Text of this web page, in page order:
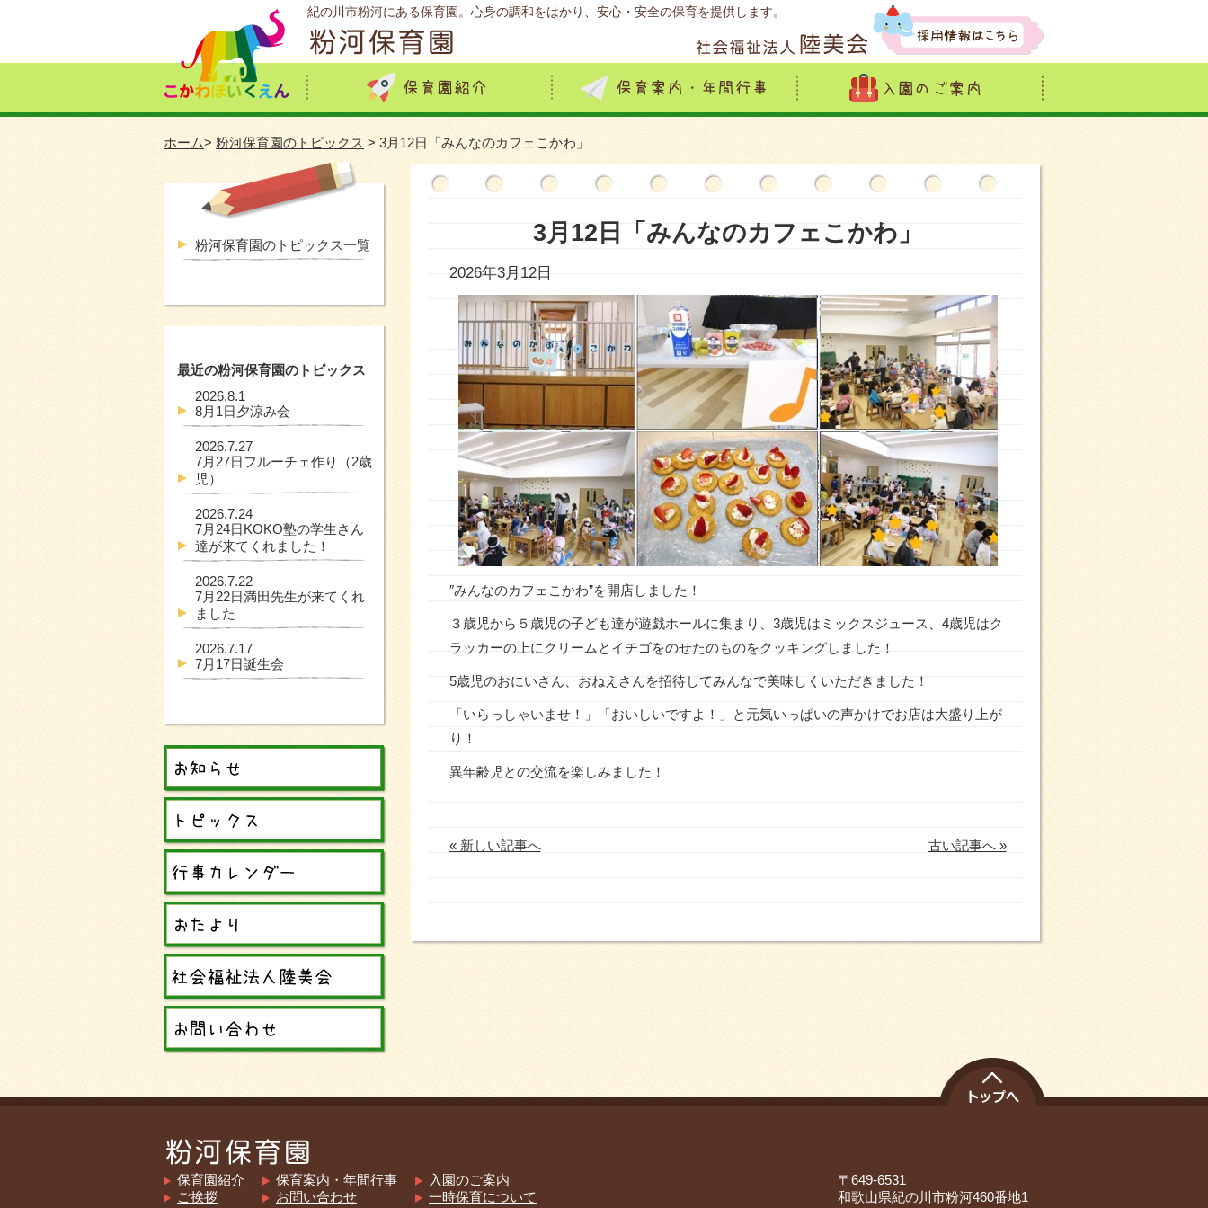
紀の川市粉河にある保育園。心身の調和をはかり、安心・安全の保育を提供します。
ホーム> 粉河保育園のトピックス > 3月12日「みんなのカフェこかわ」
3月12日「みんなのカフェこかわ」
2026年3月12日
″みんなのカフェこかわ”を開店しました！
３歳児から５歳児の子ども達が遊戯ホールに集まり、3歳児はミックスジュース、4歳児はク
ラッカーの上にクリームとイチゴをのせたのものをクッキングしました！
5歳児のおにいさん、おねえさんを招待してみんなで美味しくいただきました！
「いらっしゃいませ！」「おいしいですよ！」と元気いっぱいの声かけでお店は大盛り上が
り！
異年齢児との交流を楽しみました！
« 新しい記事へ 古い記事へ »
粉河保育園のトピックス一覧
最近の粉河保育園のトピックス
2026.8.1
8月1日夕涼み会
2026.7.27
7月27日フルーチェ作り（2歳
児）
2026.7.24
7月24日KOKO塾の学生さん
達が来てくれました！
2026.7.22
7月22日満田先生が来てくれ
ました
2026.7.17
7月17日誕生会
保育園紹介
ご挨拶
保育案内・年間行事
お問い合わせ
入園のご案内
一時保育について
〒649-6531
和歌山県紀の川市粉河460番地1